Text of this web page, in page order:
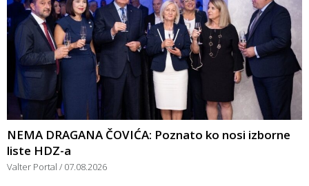
NEMA DRAGANA ČOVIĆA: Poznato ko nosi izborne
liste HDZ-a
Valter Portal 07.08.2026